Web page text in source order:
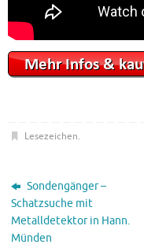
Lesezeichen.
Sondengänger –
Schatzsuche mit
Metalldetektor in Hann.
Münden